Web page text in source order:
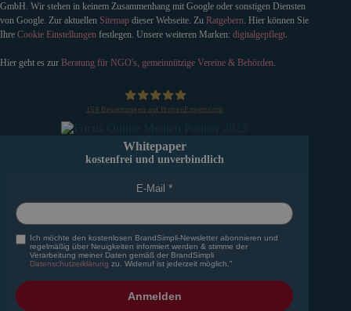
GmbH. Wir stehen in keinem Zusammenhang mit Google oder sonstigen Diensten
von Google. Zur aktuellen Sitemap dieser Webseite. Zu Ratgebern. Hier können Sie
Ihre Cookie Einstellungen festlegen. Unsere weiteren Marken: digitalgepflegt.
Hier geht es zur Beratung für NGO's, gemeinnützige Vereine & Behörden.
154 Bewertungen auf ProvenExpert.com
Whitepaper
kostenfrei und unverbindlich
E-Mail
Ich möchte den kostenlosen BrandSimpli-Newsletter abonnieren und
regelmäßig über Neuigkeiten informiert werden & stimme der
Verarbeitung meiner Daten gemäß der BrandSimpli
Datenschutzerklärung zu. Widerruf ist jederzeit möglich."
Anmelden